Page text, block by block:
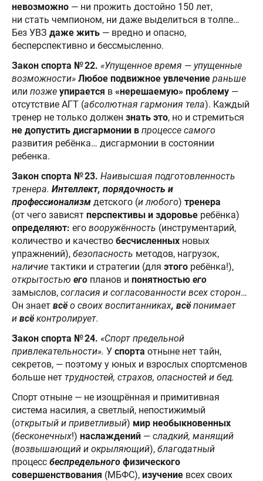
невозможно — ни прожить достойно 150 лет,
ни стать чемпионом, ни даже выделиться в толпе…
Без УВЗ даже жить — вредно и опасно,
бесперспективно и бессмысленно.
Закон спорта № 22. «Упущенное время — упущенные
возможности» Любое подвижное увлечение раньше
или позже упирается в «нерешаемую» проблему —
отсутствие АГТ (абсолютная гармония тела). Каждый
тренер не только должен знать это, но и стремиться
не допустить дисгармонии в процессе самого
развития ребёнка… дисгармонии в состоянии
ребенка.
Закон спорта № 23. Наивысшая подготовленность
тренера. Интеллект, порядочность и
профессионализм детского (и любого) тренера
(от чего зависят перспективы и здоровье ребёнка)
определяют: его вооружённость (инструментарий,
количество и качество бесчисленных новых
упражнений), безопасность методов, нагрузок,
наличие тактики и стратегии (для этого ребёнка!),
открытостью его планов и понятностью его
замыслов, согласия и согласованности всех сторон…
Он знает всё о своих воспитанниках, всё понимает
и всё контролирует.
Закон спорта № 24. «Спорт предельной
привлекательности». У спорта отныне нет тайн,
секретов, — поэтому у юных и взрослых спортсменов
больше нет трудностей, страхов, опасностей и бед.
Спорт отныне — не изощрённая и примитивная
система насилия, а светлый, непостижимый
(открытый и приветливый) мир необыкновенных
(бесконечных!) наслаждений — сладкий, манящий
(возвышающий и окрыляющий), благодатный
процесс беспредельного физического
совершенствования (МБФС), изучение всех своих